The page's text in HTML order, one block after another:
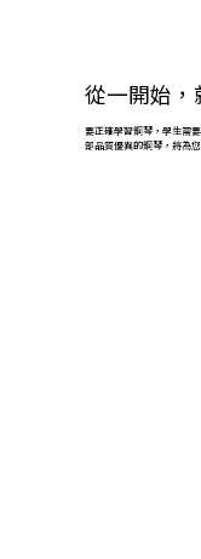
從一開始，
要正確學習鋼琴，學生需
部品質優異的鋼琴，將為